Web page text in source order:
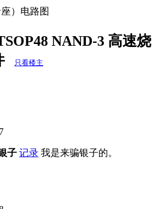
）电路图
NAND-3 高速烧
只看楼主
子 记录 我是来骗银子的。